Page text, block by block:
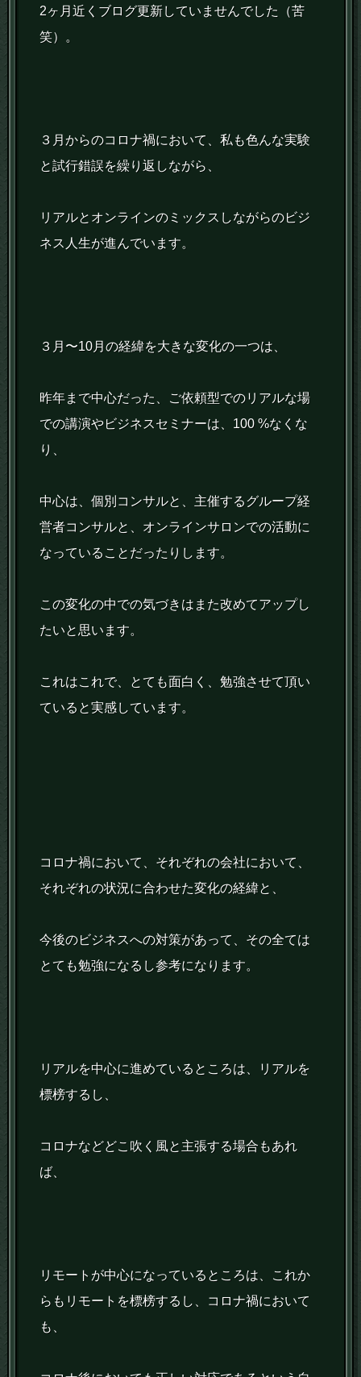
2ヶ月近くブログ更新していませんでした（苦
笑）。
３月からのコロナ禍において、私も色んな実験
と試行錯誤を繰り返しながら、
リアルとオンラインのミックスしながらのビジ
ネス人生が進んでいます。
３月〜10月の経緯を大きな変化の一つは、
昨年まで中心だった、ご依頼型でのリアルな場
での講演やビジネスセミナーは、100 %なくな
り、
中心は、個別コンサルと、主催するグループ経
営者コンサルと、オンラインサロンでの活動に
なっていることだったりします。
この変化の中での気づきはまた改めてアップし
たいと思います。
これはこれで、とても面白く、勉強させて頂い
ていると実感しています。
コロナ禍において、それぞれの会社において、
それぞれの状況に合わせた変化の経緯と、
今後のビジネスへの対策があって、その全ては
とても勉強になるし参考になります。
リアルを中心に進めているところは、リアルを
標榜するし、
コロナなどどこ吹く風と主張する場合もあれ
ば、
リモートが中心になっているところは、これか
らもリモートを標榜するし、コロナ禍において
も、